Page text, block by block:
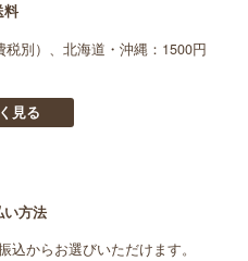
料
別）、北海道・沖縄：1500円
見る
い方法
込からお選びいただけます。